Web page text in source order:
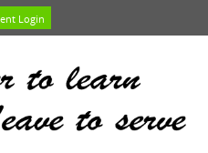
Login